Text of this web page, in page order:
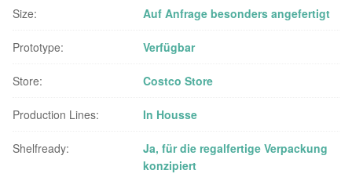
Size: Auf Anfrage besonders angefertigt
Prototype: Verfügbar
Store: Costco Store
Production Lines: In Housse
Shelfready:
Ja, für die regalfertige Verpackung
konzipiert